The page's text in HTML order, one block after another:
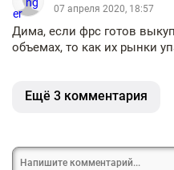
07 апреля 2020, 18:57
Дима, если фрс готов
объемах, то как их рынки
Ещё 3 комментария